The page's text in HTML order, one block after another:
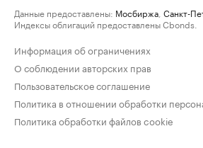
Данные предоставлены: Мосбиржа Санкт-
Индексы облигаций предоставлены Cbonds.
Информация об ограничениях
О соблюдении авторских прав
Пользовательское соглашение
Политика в отношении обработки
Политика обработки файлов cookie